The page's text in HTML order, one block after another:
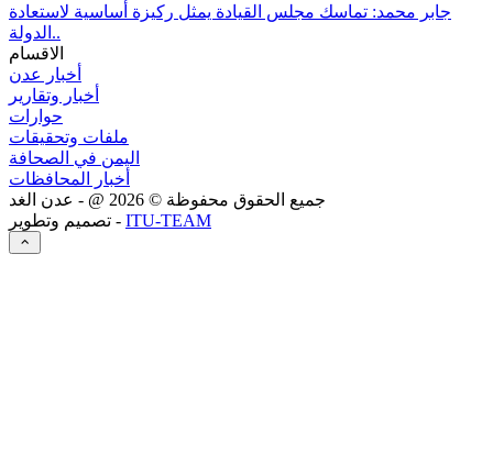
جابر محمد: تماسك مجلس القيادة يمثل ركيزة أساسية لاستعادة
الدولة..
الاقسام
أخبار عدن
أخبار وتقارير
حوارات
ملفات وتحقيقات
اليمن في الصحافة
أخبار المحافظات
جميع الحقوق محفوظة © 2026 @ - عدن الغد
تصميم وتطوير - ITU-TEAM